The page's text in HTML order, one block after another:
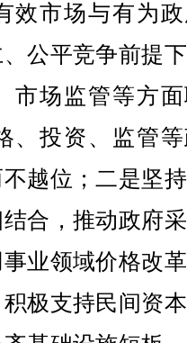
效市场与有为
公平竞争前提
市场监管等方
、投资、监管
越位；二是坚
合，推动政府
业领域价格改
极支持民间资